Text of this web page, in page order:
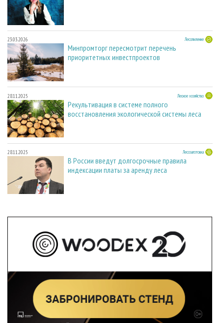
23.03.2026 Лесопиление
Минпромторг пересмотрит перечень
приоритетных инвестпроектов
28.11.2025 Лесное хозяйство
Рекультивация в системе полного
восстановления экологической системы леса
28.11.2025 Лесозаготовка
В России введут долгосрочные правила
индексации платы за аренду леса